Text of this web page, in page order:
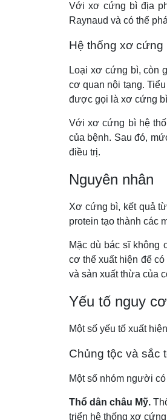
Với xơ cứng bì địa
Raynaud và có thể
Hệ thống xơ cứng
Loại xơ cứng bì, còn
cơ quan nội tạng.
được gọi là xơ cứng
Với xơ cứng bì hệ
của bệnh. Sau đó,
điều trị.
Nguyên nhân
Xơ cứng bì, kết quả
protein tạo thành các
Mặc dù bác sĩ không
cơ thể xuất hiện để
và sản xuất thừa của
Yếu tố nguy cơ
Một số yếu tố xuất
Chủng tộc và sắc
Một số nhóm người
Thổ dân châu Mỹ.
triển hệ thống xơ